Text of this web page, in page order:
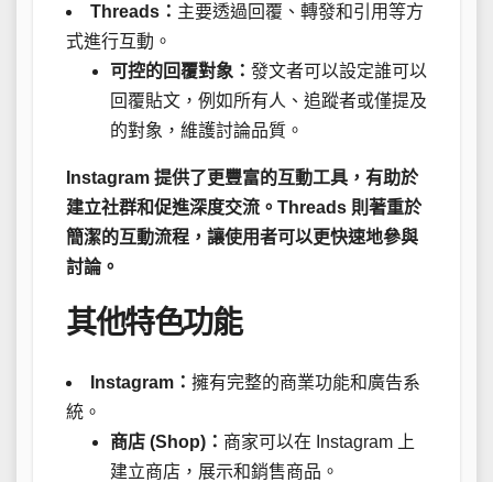
Threads： 主要透過回覆、轉發和引用等方
式進行互動。
可控的回覆對象： 發文者可以設定誰可以
回覆貼文，例如所有人、追蹤者或僅提及
的對象，維護討論品質。
Instagram 提供了更豐富的互動工具，有助於
建立社群和促進深度交流。Threads 則著重於
簡潔的互動流程，讓使用者可以更快速地參與
討論。
其他特色功能
Instagram： 擁有完整的商業功能和廣告系
統。
商店 (Shop)： 商家可以在 Instagram 上
建立商店，展示和銷售商品。